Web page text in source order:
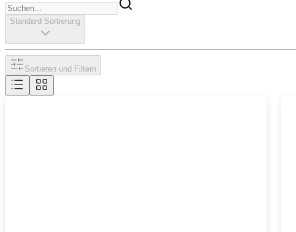
Standard Sortierung
Sortieren und Filtern